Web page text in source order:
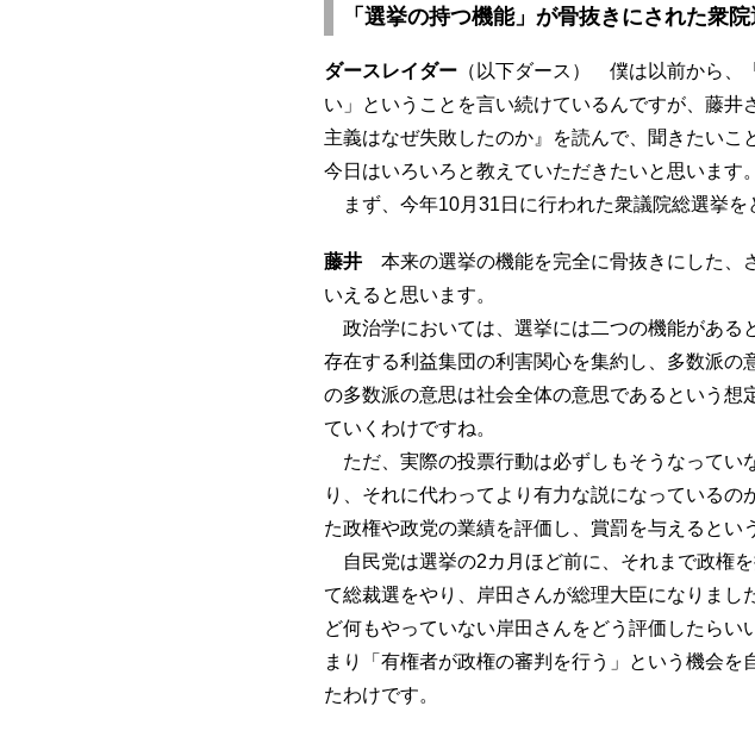
「選挙の持つ機能」が骨抜きにされた衆院
ダースレイダー （以下ダース） 僕は以前から、
い」ということを言い続けているんですが、藤井
主義はなぜ失敗したのか』を読んで、聞きたいこ
今日はいろいろと教えていただきたいと思います。
まず、今年10月31日に行われた衆議院総選挙を
藤井 本来の選挙の機能を完全に骨抜きにした、
いえると思います。
政治学においては、選挙には二つの機能がある
存在する利益集団の利害関心を集約し、多数派の
の多数派の意思は社会全体の意思であるという想
ていくわけですね。
ただ、実際の投票行動は必ずしもそうなってい
り、それに代わってより有力な説になっているの
た政権や政党の業績を評価し、賞罰を与えるとい
自民党は選挙の2カ月ほど前に、それまで政権
て総裁選をやり、岸田さんが総理大臣になりまし
ど何もやっていない岸田さんをどう評価したらい
まり「有権者が政権の審判を行う」という機会を
たわけです。